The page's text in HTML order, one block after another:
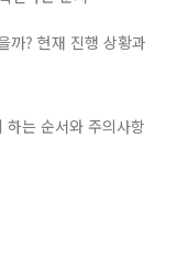
까? 현재 진행 상황과
하는 순서와 주의사항